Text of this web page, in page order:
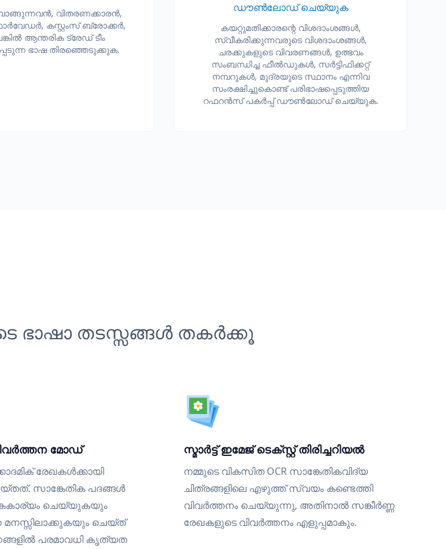
വിതരണക്കാരൻ,
കസ്റ്റംസ് ബ്രോക്കർ,
ആന്തരിക ട്രേഡ് ടീം
ഭാഷ തിരഞ്ഞെടുക്കുക.
ഡൗൺലോഡ് ചെയ്യുക
കയറ്റുമതിക്കാരന്റെ വിശദാംശങ്ങൾ,
സ്വീകരിക്കുന്നവരുടെ വിശദാംശങ്ങൾ,
ചരക്കുകളുടെ വിവരണങ്ങൾ, ഉത്ഭവം
സംബന്ധിച്ച ഫീൽഡുകൾ, സർട്ടിഫിക്കറ്റ്
നമ്പറുകൾ, മുദ്രയുടെ സ്ഥാനം എന്നിവ
സംരക്ഷിച്ചുകൊണ്ട് പരിഭാഷപ്പെടുത്തിയ
റഫറൻസ് പകർപ്പ് ഡൗൺലോഡ് ചെയ്യുക.
തടസ്സങ്ങൾ തകർക്കൂ
മോഡ്
രേഖകൾക്കായി
സാങ്കേതിക പദങ്ങൾ
ചെയ്യുകയും
ചെയ്ത്
പരമാവധി കൃത്യത
സ്മാർട്ട് ഇമേജ് ടെക്സ്റ്റ് തിരിച്ചറിയൽ
നമ്മുടെ വികസിത OCR സാങ്കേതികവിദ്യ
ചിത്രങ്ങളിലെ എഴുത്ത് സ്വയം കണ്ടെത്തി
വിവർത്തനം ചെയ്യുന്നു, അതിനാൽ സങ്കീർണ്ണ
രേഖകളുടെ വിവർത്തനം എളുപ്പമാകും.